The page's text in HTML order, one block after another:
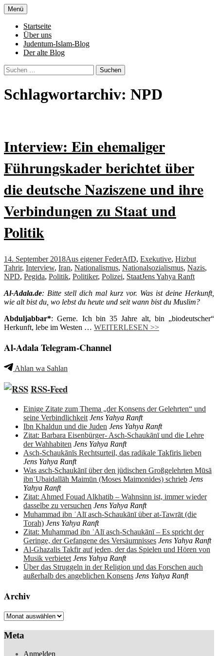
Zum
Inhalt
springen
Al-Adala.de
von allem
Menü
Startseite
Über uns
Judentum-Islam-Blog
Der alte Blog
Suchen
nach:
Schlagwortarchiv: NPD
Interview: Ein ehemaliger
Führungskader berichtet über
die deutsche Naziszene und ihre
Verbindungen zu Staat und
Politik
14. September 2018Aus eigener FederAfD, Exekutive, Hizbut
Tahrir, Interview, Iran, Nationalismus, Nationalsozialismus, Nazis,
NPD, Pegida, Politik, Politiker, Polizei, StaatJens Yahya Ranft
Al-Adala.de: Bitte stell dich mal kurz vor. Was ist deine Herkunft,
wie alt bist du, wo lebst du heute und seit wann bist du Muslim?
Abduljabbar*: Gerne. Ich bin 35 Jahre alt, bin „biodeutscher“
Herkunft, lebe im Westen … WEITERLESEN >>
Al-Adala Telegram-Channel
Ahlan wa Sahlan
RSS-Feed
Einige Zitate zum Thema „der Konsens der Gelehrten“ und
seine Verbindlichkeit Jens Yahya Ranft
Ibn Khaldun und die Juden Jens Yahya Ranft
Zitat: Barbara Eisenbürger- Asch-Schaukānī und die Lehre
der Wahhabiten Jens Yahya Ranft
Asch-Schaukānīs Rechtsurteil, das radikale Takfiris lieben
Jens Yahya Ranft
Was asch-Schaukānī über den jüdischen Großgelehrten Mūsā
ibnʿUbaidallāh Maimūn (Moses Maimonides) schrieb Jens
Yahya Ranft
Zitat: Ahmed Fouad Alkhatib – Wahnsinn ist, immer wieder
dasselbe zu versuchen Jens Yahya Ranft
Muhammad ibn ʿAlī asch-Schaukānī über at-Tawrāt (die
Torah) Jens Yahya Ranft
Zitat: Muḥammad ibn ʿAlī asch-Schaukānī – Es spricht der
Geringe, der Gefangene des Versäumnisses Jens Yahya Ranft
Al-Ghazalis Takfir auf jeden, der das Spielen und Hören von
Musik verbietet Jens Yahya Ranft
Über das Struggeln in der Religion und das Forschen auch
außerhalb des angeblichen Konsens Jens Yahya Ranft
Archiv
Archiv
Meta
Anmelden